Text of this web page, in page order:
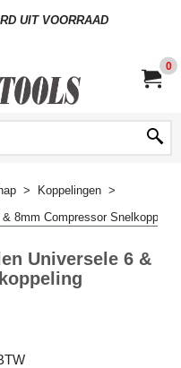
UIT VOORRAAD
0
> Koppelingen >
8mm Compressor
Universele 6 &